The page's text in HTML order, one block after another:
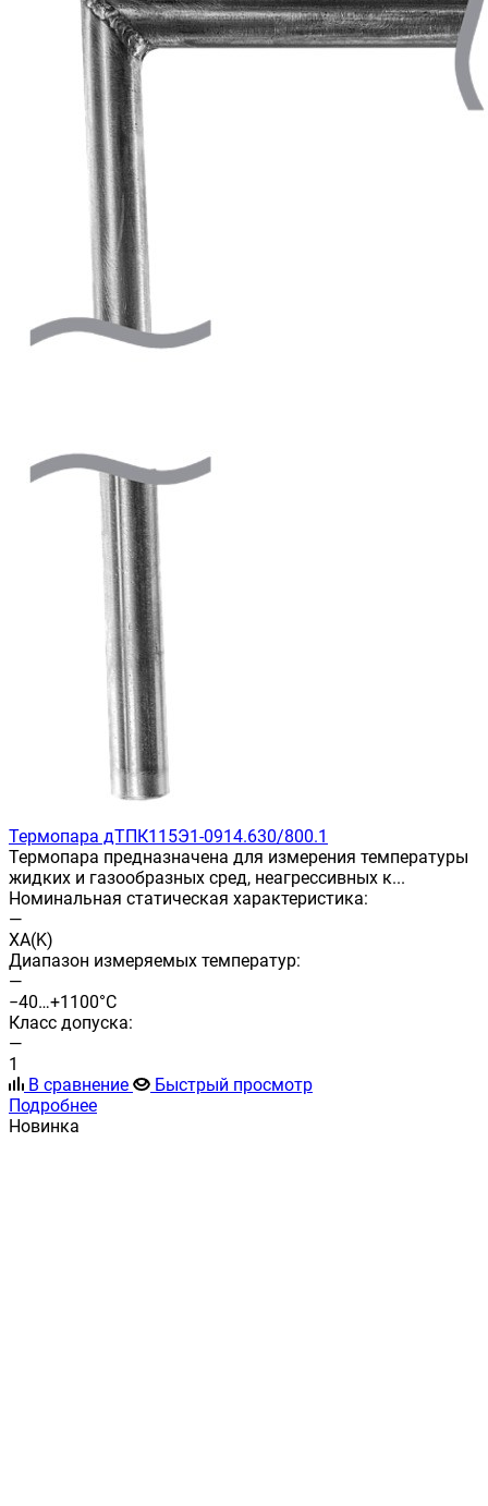
Термопара дТПК115Э1-0914.630/800.1
Термопара предназначена для измерения температуры
жидких и газообразных сред, неагрессивных к...
Номинальная статическая характеристика:
—
ХА(K)
Диапазон измеряемых температур:
—
−40…+1100°С
Класс допуска:
—
1
В сравнение
Быстрый просмотр
Подробнее
Новинка